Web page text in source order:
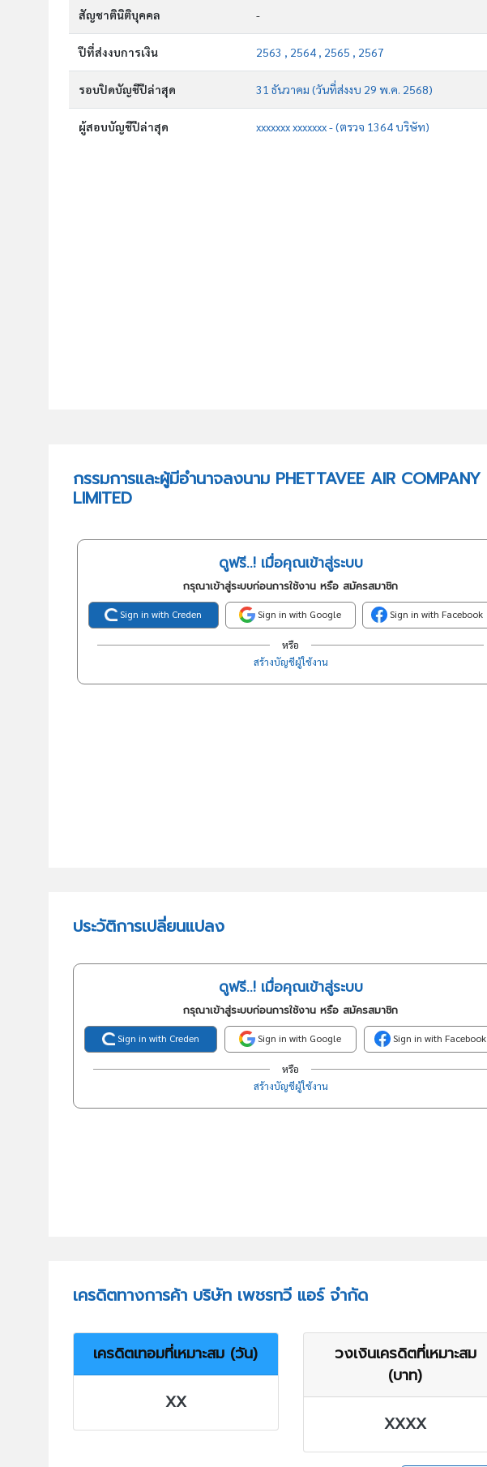
สัญชาตินิติบุคคล -
ปีที่ส่งงบการเงิน 2563 , 2564 , 2565 , 2567
รอบปิดบัญชีปีล่าสุด 31 ธันวาคม (วันที่ส่งงบ 29 พ.ค. 2568)
ผู้สอบบัญชีปีล่าสุด xxxxxxx xxxxxxx - (ตรวจ 1364 บริษัท)
กรรมการและผู้มีอำนาจลงนาม PHETTAVEE AIR COMPANY
LIMITED
ดูฟรี..! เมื่อคุณเข้าสู่ระบบ
กรุณาเข้าสู่ระบบก่อนการใช้งาน หรือ สมัครสมาชิก
Sign in with Creden Sign in with Google Sign in with Facebook
หรือ
สร้างบัญชีผู้ใช้งาน
ประวัติการเปลี่ยนแปลง
ดูฟรี..! เมื่อคุณเข้าสู่ระบบ
กรุณาเข้าสู่ระบบก่อนการใช้งาน หรือ สมัครสมาชิก
Sign in with Creden Sign in with Google Sign in with Facebook
หรือ
สร้างบัญชีผู้ใช้งาน
เครดิตทางการค้า บริษัท เพชรทวี แอร์ จำกัด
เครดิตเทอมที่เหมาะสม (วัน)
XX
วงเงินเครดิตที่เหมาะสม
(บาท)
XXXX